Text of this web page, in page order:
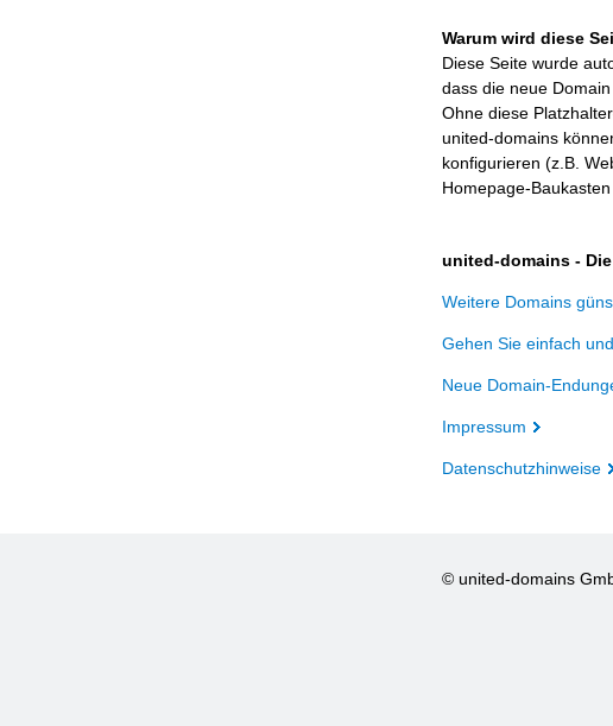
Warum wird diese
Diese Seite wurde
dass die neue
Ohne diese
united-domains
konfigurieren (z.B.
Homepage-
united-domains -
Weitere Domains
Gehen Sie einfach
Neue Domain-
Impressum
Datenschutzhinweise
© united-domains